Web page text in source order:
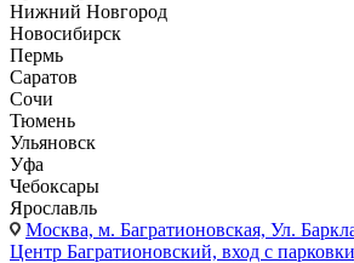
Нижний Новгород
Новосибирск
Пермь
Саратов
Сочи
Тюмень
Ульяновск
Уфа
Чебоксары
Ярославль
Москва, м. Багратионовская, Ул.
Центр Багратионовский, вход с